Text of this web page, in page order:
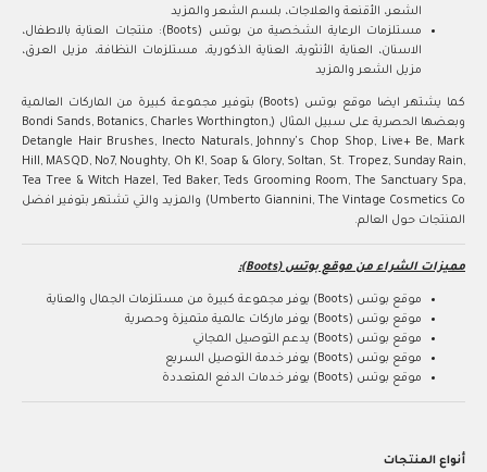
الشعر، الأقنعة والعلاجات، بلسم الشعر والمزيد
مستلزمات الرعاية الشخصية من بوتس (Boots): منتجات العناية بالاطفال،
الاسنان، العناية الأنثوية، العناية الذكورية، مستلزمات النظافة، مزيل العرق،
مزيل الشعر والمزيد
كما يشتهر ايضا موقع بوتس (Boots) بتوفير مجموعة كبيرة من الماركات العالمية
وبعضها الحصرية على سبيل المثال (Bondi Sands, Botanics, Charles Worthington,
Detangle Hair Brushes, Inecto Naturals, Johnny's Chop Shop, Live+ Be, Mark
Hill, MASQD, No7, Noughty, Oh K!, Soap & Glory, Soltan, St. Tropez, Sunday Rain,
Tea Tree & Witch Hazel, Ted Baker, Teds Grooming Room, The Sanctuary Spa,
Umberto Giannini, The Vintage Cosmetics Co) والمزيد والتي تشتهر بتوفير افضل
المنتجات حول العالم.
مميزات الشراء من موقع بوتس (Boots):
موقع بوتس (Boots) يوفر مجموعة كبيرة من مستلزمات الجمال والعناية
موقع بوتس (Boots) يوفر ماركات عالمية متميزة وحصرية
موقع بوتس (Boots) يدعم التوصيل المجاني
موقع بوتس (Boots) يوفر خدمة التوصيل السريع
موقع بوتس (Boots) يوفر خدمات الدفع المتعددة
أنواع المنتجات